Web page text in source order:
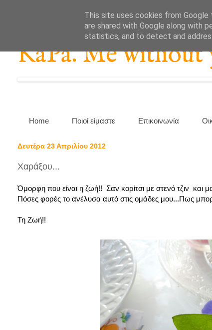
KaPa. Me without
Home Ποιοί είμαστε Επικοινωνία
Δευτέρα 23 Απριλίου 2012
Χαράξου...
Όμορφη που είναι η ζωή!! Σαν κορίτσι με στενό τζιν και
Πόσες φορές το ανέλυσα αυτό στις ομάδες μου...Πως
Τη Ζωή!!
This site uses cookies from
are shared with Google along with
statistics, and to detect and